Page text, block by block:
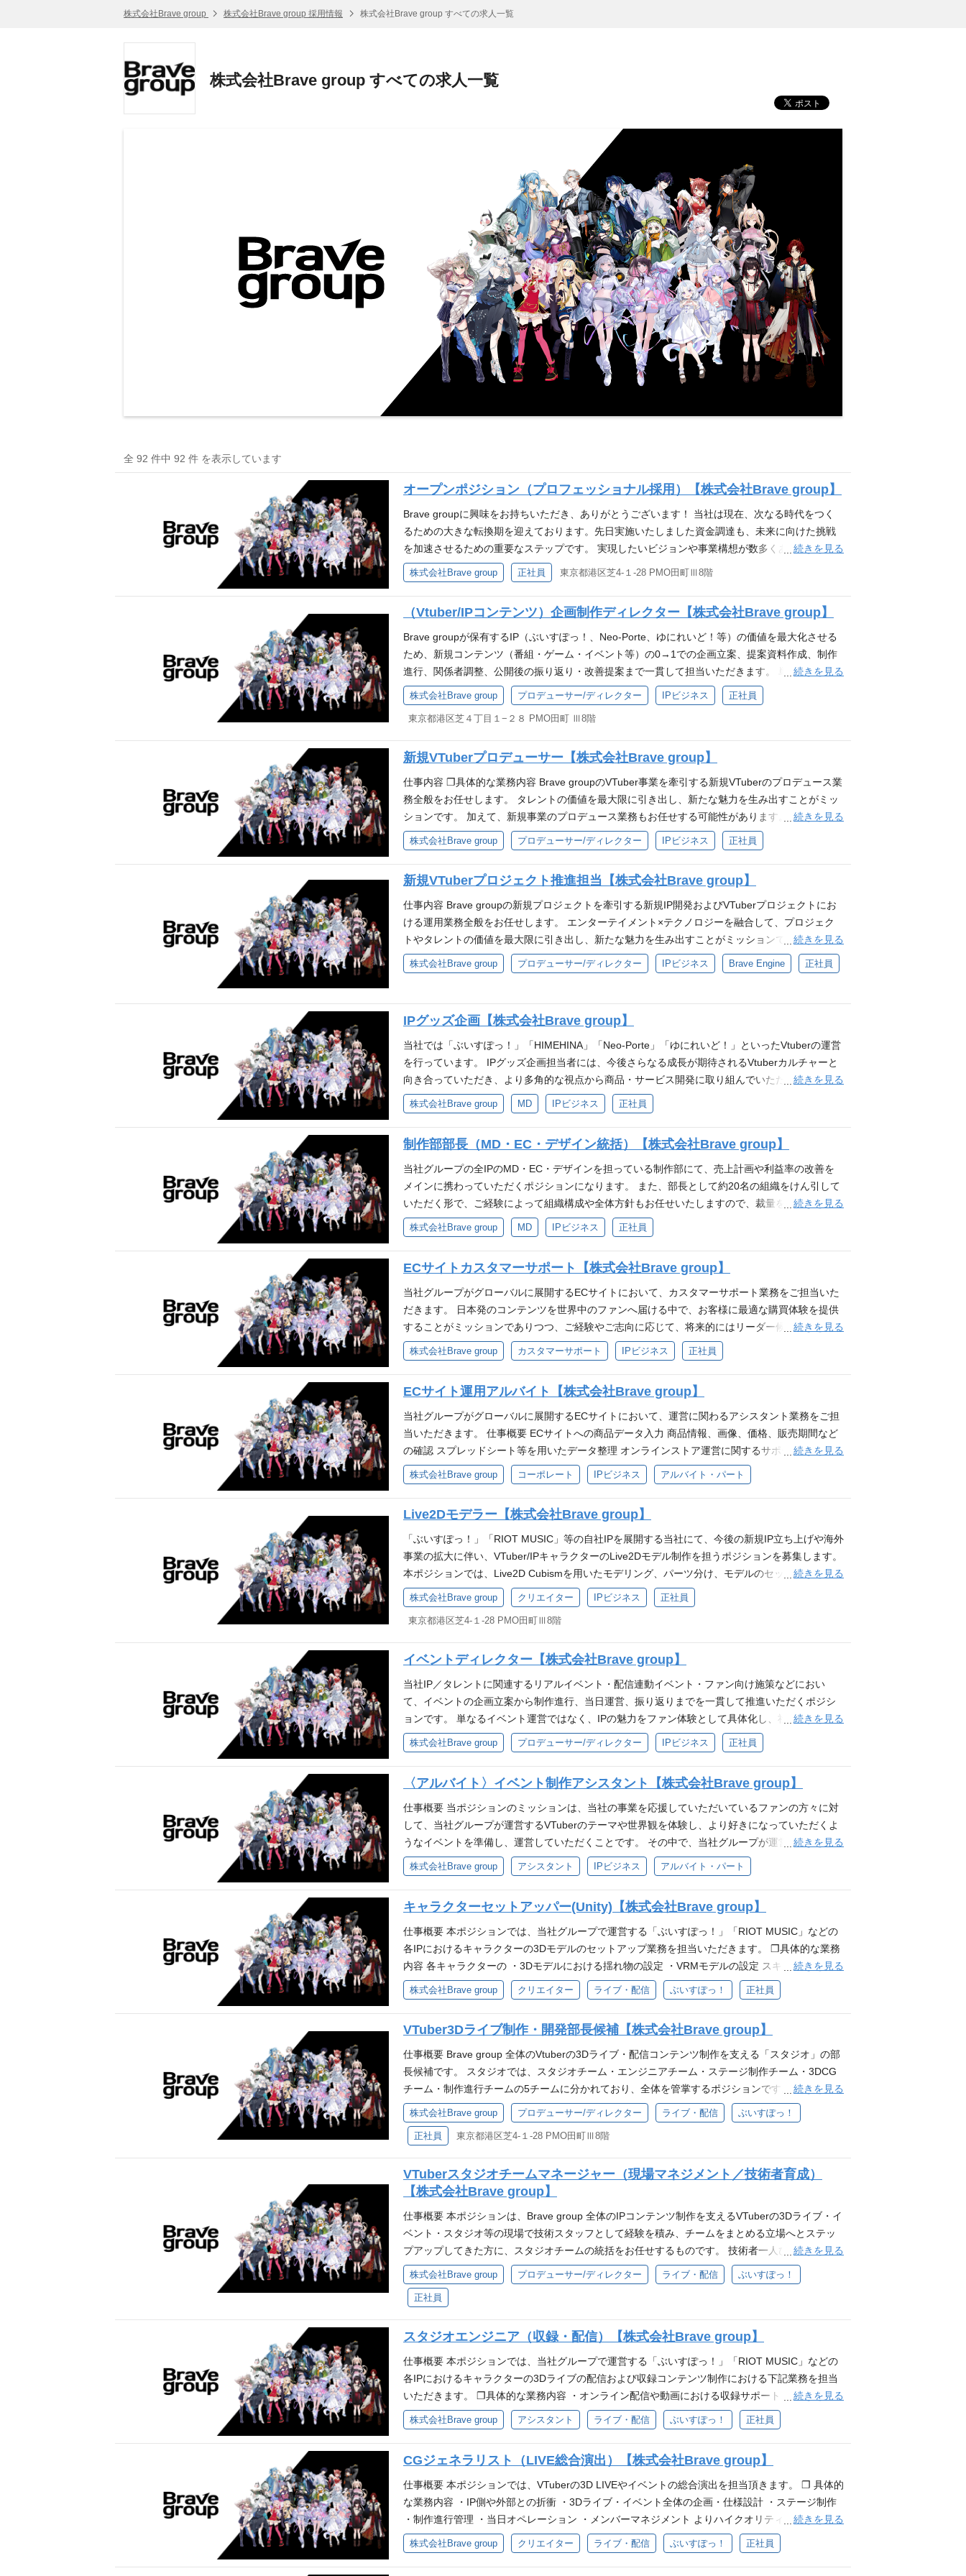
株式会社Brave group 株式会社Brave group 採用情報 株式会社Brave group すべての求人一覧
株式会社Brave group すべての求人一覧
全 92 件中 92 件 を表示しています
オープンポジション（プロフェッショナル採用）【株式会社Brave group】
Brave groupに興味をお持ちいただき、ありがとうございます！ 当社は現在、次なる時代をつく
るための大きな転換期を迎えております。先日実施いたしました資金調達も、未来に向けた挑戦
を加速させるための重要なステップです。 実現したいビジョンや事業構想が数多くある中、共に
挑戦していただける仲間をこれからも増やしていきたいと考えておりますので、特に下記ポジシ
ョンにおいて当社の今後の成長を牽引していきたい方であれば、ぜひともご応募していただけま
すと幸いです。 採用強化ポジション 次世代経営幹部 海外事業推進 投資先支援 新規事業創出 Brav
e groupについて Brave groupは『世界に、日本の冒険心を』というパーパスを掲げ、『80億の、
心をうちぬけ』というミッションのもと、VTuber事業を中心に展開するIP Production領域をはじ
め、周辺のIP PlatformやIP Solution領域を通じて、自社IPのみならず他社IPと連携して国内外にIP
を多角的に展開しています。当社は、国内外におけるIP創出のみならず、ファンとクリエイター
をつなぐ新しい事業展開をIPとテクノロジーの融合によって、世界80億人の心を動かす次世代の
エンターテインメントを創出しております。 関連サイト 公式サイト：https://bravegroup.co.jp/
採用サイト：https://recruit.bravegroup.co.jp/ 公式メディア：https://media.bravegroup.co.jp/ 公式
X：https://twitter.com/bravegroup_vt/ グループ会社一覧：https://bravegroup.co.jp/company/#gro
up-company
続きを見る
株式会社Brave group 正社員 東京都港区芝4-１-28 PMO田町Ⅲ8階
（Vtuber/IPコンテンツ）企画制作ディレクター【株式会社Brave group】
Brave groupが保有するIP（ぶいすぽっ！、Neo-Porte、ゆにれいど！等）の価値を最大化させる
ため、新規コンテンツ（番組・ゲーム・イベント等）の0→1での企画立案、提案資料作成、制作
進行、関係者調整、公開後の振り返り・改善提案まで一貫して担当いただきます。 単なる制作進
行ではなく、ファンの熱量やコンテンツの反応を踏まえながら、IP価値の向上につながる企画を
形にしていく役割です。 業務内容 VTuber/IPを活用した番組・動画・イベント・タイアップ等の
企画立案 企画書、提案資料、構成案等の作成 IP運営チーム、制作チーム、外部パートナーとの調
整・進行管理 出演者、クリエイター、関係各所との連携・折衝 制作スケジュール、タスク、リソ
ースの管理 コンテンツ公開後の数値確認、振り返り、改善提案 必須スキル 番組、動画、配信、
イベント、ファンコミュニティ等における企画制作または制作ディレクション経験 企画書、構成
案、提案資料などを作成し、関係者に提案した経験 社内外の関係者を巻き込み、制作進行・スケ
ジュール管理を行った経験 エンタメ、IP、VTuber、アニメ、ゲーム、音楽、配信文化のいずれか
点での専門知識より、キャッチアップする意欲を重視します。 Adobe Premiere, Photoshopのソ
出演コンテンツ制作経験 IPコンテンツ、ファンコミュニティ、会員制サービス、オンラインイベ
ント、PPV配信、キャンペーン等、番組・動画以外の周辺施策に関わった経験 スタートアップ、
または新規事業の立ち上げ経験 求める人物像 Brave groupのパーパス『世界に、日本の冒険心
を』・ミッション『80億の、心をうちぬけ』を一緒に体現できる方 自発的な貢献意欲を発揮し、
新しい事への挑戦を楽しめる方 試行錯誤をしながら自己成長を実感したい方 自身の仕事に責任を
本発の、世界を代表するグローバルIPの創出」を掲げ、VTuberをはじめとしたIPの総合プロデュ
続きを見る
株式会社Brave group プロデューサー/ディレクター IPビジネス 正社員
東京都港区芝４丁目１−２８ PMO田町 Ⅲ8階
新規VTuberプロデューサー【株式会社Brave group】
仕事内容 ❐具体的な業務内容 Brave groupのVTuber事業を牽引する新規VTuberのプロデュース業
務全般をお任せします。 タレントの価値を最大限に引き出し、新たな魅力を生み出すことがミッ
ションです。 加えて、新規事業のプロデュース業務もお任せする可能性があります。 ・新規VTu
ber/新規事業における企画立案、コンセプト設計、ペルソナ設定 ・VTuberの活動におけるディレ
クション、コンテンツ制作サポート、スケジュール管理 ・タレントの育成、モチベーション管
理、相談対応などのサポート業務 必要となるスキル・経験 ❐必須要件 ・タレントマネジメント
の経験(年数、人数は問いません) ・エンターテインメント市場やトレンドの分析実務経験 ・エン
タメ業界（音楽/ゲーム/アニメ）への深い知識、興味 ❐歓迎スキル ・VTuberまたは近しいエンタ
ーテインメント領域でのプロデュース、またはそれに準ずる実務経験（1年以上） ・プロジェク
トマネジメント経験（1年以上） ・円滑なコミュニケーション能力 ・社内/社外との折衝経験 ❐求
める人物像 ・Brave groupのパーパス『世界に、日本の冒険心を』・ミッション『80億の、心を
うちぬけ』を一緒に体現できる方 ・自発的な貢献意欲を発揮し、新しい事への挑戦を楽しめる方
できる方 ・妥協せず細かい部分まで品質にこだわれる方 ・互いにリスペクトしチームで業務を遂
行できる方 参考 ❐配属部署について エンタメテック事業室への配属を想定しています。 ❐キャ
リアパス プロデューサーとしてご活躍いただいた後、ご志向に応じてチームのマネジメントや
事業責任者、専門性を高めるスペシャリスト職へのキャリアパスも可能です。 ❐面接官情報 1次
面接官担当： 三浦インタビュー記事
続きを見る
株式会社Brave group プロデューサー/ディレクター IPビジネス 正社員
新規VTuberプロジェクト推進担当【株式会社Brave group】
仕事内容 Brave groupの新規プロジェクトを牽引する新規IP開発およびVTuberプロジェクトにお
ける運用業務全般をお任せします。 エンターテイメント×テクノロジーを融合して、プロジェク
トやタレントの価値を最大限に引き出し、新たな魅力を生み出すことがミッションです。 ❐業務
内容 ・YouTubeチャンネル運用 ・コンテンツ企画ディレクション ・ライブ配信準備～収録、出
演のサポート ・ライバーに関連するイラスト等制作物の進行管理、クオリティチェック ・活動に
上) ・事業会社でのサービス運用経験 ・「自らの手で新たなIPをつくる」ことに強い興味を持つ
方 ・エンタメ領域に対する強い熱量を持ち、アウトプットの質にこだわれる方 ❐歓迎要件 ・ゲー
ム・アニメなどのIP開発案件におけるプロジェクトマネジメント経験 ・データ分析を基にした戦
略立案経験 ・Word、Excelなどオフィスツールの実務使用経験 ・自走力があり、主体的に課題発
見〜改善アクションができる方 ・成果へのコミットを優先し、スピード感ある進行ができる方 ❐
求める人物像 ・Brave groupのパーパス・ミッションに共感できる方 ・熱量が高く、エンタメ
の“面白さ”を追求できる方 ・状況判断や課題解決がスピーディーにできる方 ・成果を優先し、プ
ロジェクトの成功にコミットできる方 ・上昇志向があり、試行錯誤を楽しみながら成長したい方
・新しい挑戦に積極的で、主体性を持って行動できる方 ・チームを尊重し、コミュニケーション
を大切にできる方 参考 ❐ポジションがマッチする人物像 ・とにかくエンタメやVTuberが好き ・
自分のアイデアで企画やIPを育てたい ・対応のスピードと柔軟性に自信がある ・プロデューサー
やディレクターとしてキャリアアップしたい ❐配属部署について エンタメテック事業室への配属
を想定しています。 ❐面接官について ▼1次面接官担当：三浦インタビュー記事 https://media.br
avegroup.co.jp/ip-solution/6293/
続きを見る
株式会社Brave group プロデューサー/ディレクター IPビジネス Brave Engine 正社員
IPグッズ企画【株式会社Brave group】
当社では「ぶいすぽっ！」「HIMEHINA」「Neo-Porte」「ゆにれいど！」といったVtuberの運営
を行っています。 IPグッズ企画担当者には、今後さらなる成長が期待されるVtuberカルチャーと
向き合っていただき、より多角的な視点から商品・サービス開発に取り組んでいただきたいと思
っています。 新規商品・サービスの企画立案や事業計画の策定を通じて、常に市場の変化とユー
ザーニーズを捉えたビジネス展開を行いながら、市場調査・競合分析に基づいた戦略設計から、
社内外のステークホルダーとの連携、プロジェクトの進行管理、予算やリスクの管理まで、幅広
い業務を担っていただきます。 さらに、KPIの設定・分析・改善施策の立案を通じて、事業の持
続的な成長を支える仕組みづくりにも注力しながら、グローバル展開を見据えた商品戦略の立案
も進めており、多様な領域での成長機会があります！ 業務内容 新規商品・サービスの企画立案お
よび事業計画の策定 市場調査・競合分析・ユーザーニーズの把握 社内外のステークホルダーとの
折衝・調整 プロジェクトマネジメント（進捗管理、予算管理、リスク管理） KPI設定・分析・改
善施策の立案 グローバル展開を見据えた商品戦略の立案 【仕事の魅力と成長機会】 グローバル
な環境 └18のグループ会社を持つ環境で、グローバルな視点での商品企画が可能 急成長するマー
ケット └VTuber事業を含むデジタルエンターテインメント市場で、革新的な商品企画に携われる
過去の製造実績 必須スキル 商品の生産・製造管理、ディレクション経験 IPコンテンツ領域への興
味・関心 Photoshop / illustratorでの業務経験 歓迎スキル エンターテインメント業界での商品企画
業務、デザイン経験 PdM経験 VTuberなどのキャラクターやアイドルグッズの商品企画、デザイ
pのパーパス『世界に、日本の冒険心を』・ミッション『80億の、心をうちぬけ』を一緒に体現で
きる方 自発的な貢献意欲を発揮し、新しい事への挑戦を楽しめる方 試行錯誤をしながら自己成長
を実感したい方 自身の仕事に責任を持ち圧倒的スピードで実行できる方 妥協せず細かい部分まで
続きを見る
株式会社Brave group MD IPビジネス 正社員
制作部部長（MD・EC・デザイン統括）【株式会社Brave group】
当社グループの全IPのMD・EC・デザインを担っている制作部にて、売上計画や利益率の改善を
メインに携わっていただくポジションになります。 また、部長として約20名の組織をけん引して
いただく形で、ご経験によって組織構成や全体方針もお任せいたしますので、裁量をもって事業
貢献できるポジションです。 仕事内容 メンバーマネジメント 外部折衝（子会社・メーカー倉庫
など） 市場分析 自社キャラクターを用いた商品企画・開発 MD戦略立案・実行 PLMシステム構
築・運用 クリエイティブ監修 必須要件 予実/PLの関連経験 チームマネジメント・評価経験（5名
以上） ※クリエイターマネジメント経験があれば尚可 歓迎要件 エンタメ系の商品企画経験（ア
ニメ、マンガ、ゲーム、VTuber、ライブ、舞台など） 製品製造の進行管理経験 クリエイティブ
監修経験 販売促進企画の立案・実行経験 グッズデザイン経験 PLMシステム構築・運用経験 求め
る人物像 Brave groupのパーパス『世界に、日本の冒険心を』・ミッション『80億の、心をうち
ぬけ』を一緒に体現できる方 自発的な貢献意欲を発揮し、新しい事への挑戦を楽しめる方 試行錯
誤をしながら自己成長を実感したい方 自身の仕事に責任を持ち圧倒的スピードで実行できる方 妥
協せず細かい部分まで品質にこだわれる方 互いにリスペクトしチームで業務を遂行できる方 配属
部署について IP Production運営本部は当社グループのIP Production事業を経営面・技術面・営業
面で支える部署で、その中に制作部は下記のチームを設置しております。 ------ MDチーム：キャ
ラクターグッズの企画～製造管理を行う部署 ECチーム：ECサイトの企画・運営やカスタマー対
応を行う部署 デザインチーム：グッズデザインやLive2D制作を行う部署 ------ 上記の機能を持っ
で、サプライチェーン全体を包括的にカバーし、コマース領域の事業成長を牽引しております。
過去の製造実績
続きを見る
株式会社Brave group MD IPビジネス 正社員
ECサイトカスタマーサポート【株式会社Brave group】
当社グループがグローバルに展開するECサイトにおいて、カスタマーサポート業務をご担当いた
だきます。 日本発のコンテンツを世界中のファンへ届ける中で、お客様に最適な購買体験を提供
することがミッションでありつつ、ご経験やご志向に応じて、将来的にはリーダー候補としてチ
ームの立ち上げからマネジメントまで担っていただくことを期待しています。 業務内容 メールや
チャットによるカスタマーサポート対応（配送/注文・返品/商品仕様） 対応方針の策定および品
質改善 FAQ・返信テンプレート整備 データ分析に基づいた課題抽出 社内情報連携および業務調
整 必須スキル 下記いずれかのご経験をお持ちの方 カスタマーサポート、カスタマーサクセス、
問い合わせ対応の経験 ECサイト、通販、受注管理、返品・配送対応などに関わる業務経験 且
つ、下記のスキルを満たす方 基本的なPC操作ができる方 自発的に動ける方 日本語で円滑なコミ
ュニケーションが取れる方 正確で分かりやすい日本語文章を作成できる方 複数の問い合わせや確
認事項を整理しながら進められる方 チームや他部門と連携しながら、丁寧かつスピード感を持っ
た対応ができる方 歓迎スキル メールまたはチャットでのカスタマーサポート経験 ECサイト利用
者向けのサポート経験 受注管理、配送確認、返品・交換対応に関わった経験 FAQ、返信テンプレ
ート、マニュアル作成経験 問い合わせ内容の集計やレポート作成経験 エンタメ、VTuber、アニ
メ、ゲーム、音楽、グッズ、推し文化への興味関心 英語または中国語での読み書きに抵抗がない
方 求める人物像 Brave groupのパーパス『世界に、日本の冒険心を』・ミッション『80億の、心
をうちぬけ』を一緒に体現できる方 自発的な貢献意欲を発揮し、新しい事への挑戦を楽しめる方
試行錯誤をしながら自己成長を実感したい方 自身の仕事に責任を持ち圧倒的スピードで実行でき
る方 妥協せず細かい部分まで品質にこだわれる方 互いにリスペクトしチームで業務を遂行できる
方 仕事で得られる事 エンタメ・推し文化に直接関われる グッズ販売を通じてファン体験を支え
運営の最前線を担う手応え トラブル対応を含め、現場の中核として業務を推進 スキル成長環境
ムワーク力を強化
続きを見る
株式会社Brave group カスタマーサポート IPビジネス 正社員
ECサイト運用アルバイト【株式会社Brave group】
当社グループがグローバルに展開するECサイトにおいて、運営に関わるアシスタント業務をご担
当いただきます。 仕事概要 ECサイトへの商品データ入力 商品情報、画像、価格、販売期間など
の確認 スプレッドシート等を用いたデータ整理 オンラインストア運営に関するサポート業務 必
須スキル PC操作（タッチタイピング） ビジネスメールが可能な方 基本的なPCスキル（Excel, W
ord, PowerPointの実務経験） 正確な作業遂行能力とコミュニケーション力 周五勤務可能な方 歓
迎スキル エンタメ業界への興味関心がある方 事務経験を活かして働きたい方 カスタマーサポー
ト経験 スピーディーにタスクをこなせる方 今チームにどの様なサポートが必要かを考えて実行で
きる方 求める人物像 Brave groupのパーパス『世界に、日本の冒険心を』・ミッション『80億
の、心をうちぬけ』を一緒に体現できる方 自発的な貢献意欲を発揮し、新しい事への挑戦を楽し
める方 試行錯誤をしながら自己成長を実感したい方 自身の仕事に責任を持ち圧倒的スピードで実
行できる方 妥協せず細かい部分まで品質にこだわれる方 互いにリスペクトしチームで業務を遂行
できる方 仕事で得られる事 エンタメ・推し文化に直接関われる グッズ販売を通じてファン体験
を支えるポジション ファンとの接点に立てる 感謝や熱量に触れながら、顧客の声を直接受け取れ
る EC運営の最前線を担う手応え トラブル対応を含め、現場の中核として業務を推進 スキル成長
環境マルチタスク力・コミュニケーション力を実務で習得 制作・物流・マーケとの連携を通じて
続きを見る
株式会社Brave group コーポレート IPビジネス アルバイト・パート
Live2Dモデラー【株式会社Brave group】
「ぶいすぽっ！」「RIOT MUSIC」等の自社IPを展開する当社にて、今後の新規IP立ち上げや海外
事業の拡大に伴い、VTuber/IPキャラクターのLive2Dモデル制作を担うポジションを募集します。
本ポジションでは、Live2D Cubismを用いたモデリング、パーツ分け、モデルのセットアップ、
モーション制作、既存モデルの修正・調整など、Live2D制作に関わる業務を中心にお任せしま
す。 また、新規IPや海外事業に関連する制作のほか、子会社のWEBサイト制作等にも携わる機会
があります。少数精鋭のチームのため、ご経験やご希望に応じて、アートディレクション、クオ
リティ管理などへ業務の幅を広げていただくことも可能です。 仕事内容 パーツ分けを含めたモデ
ル制作 キャラクター及び衣装の設定・デザイン制作 モデル・モーション制作 Live2Dモデルの修
正作業（原画修正、メッシュの調整と編集） ご経験に合わせ外注管理、クオリティ管理 セットア
ップ 使用ソフト Live2D Cubism Photoshop CLIP STUDIO PAINT Illustrator After Effects ※上記す
べての使用経験を必須とするものではございません。 必須スキル Live2Dを用いたモデリング実務
仕様確認、修正内容のすり合わせ、納品前確認など、制作進行に伴う社内外関係者との調整経験
アニメ、エンタメ領域での制作経験 キャラクターイラストのパーツ分け、差分制作の経験 求める
け』を一緒に体現できる方 自発的な貢献意欲を発揮し、新しい事への挑戦を楽しめる方 試行錯誤
をしながら自己成長を実感したい方 自身の仕事に責任を持ち圧倒的スピードで実行できる方 妥協
せず細かい部分まで品質にこだわれる方 互いにリスペクトしチームで業務を遂行できる方
続きを見る
株式会社Brave group クリエイター IPビジネス 正社員
東京都港区芝4-１-28 PMO田町Ⅲ8階
イベントディレクター【株式会社Brave group】
当社IP／タレントに関連するリアルイベント・配信連動イベント・ファン向け施策などにおい
て、イベントの企画立案から制作進行、当日運営、振り返りまでを一貫して推進いただくポジシ
ョンです。 単なるイベント運営ではなく、IPの魅力をファン体験として具体化し、社内外の関係
者を巻き込みながら、予算・スケジュール・品質を管理し、イベントを成功に導いていただきま
す。 仕事概要 自社IP／タレントに関連するイベントの企画立案、制作進行、運営 イベントコンセ
プト、実施内容、進行計画、運営設計の策定 制作会社、会場、技術会社、クリエイター、社内関
係者との折衝・調整 スケジュール管理、進行管理、予算管理、コストコントロール 見積精査、発
注、契約、仕様調整、納品管理 イベント当日の現場ディレクション、トラブルシューティング 実
施後の振り返り、改善提案、ナレッジ化 業務フローや運用ルールの整備、標準化 必須スキル リ
アルイベント（ライブ、ファンミーティング、大型興行など）における運営、管理、または制作
の進行実務経験 ※販促、展示会などのイベントは対象外となります。 予算、予実管理経験 外部
パートナーや社内ステークホルダーの折衝経験 歓迎スキル ライブ、コンサート、演劇等の大規模
興行におけるディレクションまたはプロデュース経験 IPコンテンツ、エンタメ領域、芸能プロダ
クション等での業務経験 予算超過やスケジュール遅延等のリスクを早期に検知し、改善した経験
メンバー育成や業務標準化、オペレーション構築の経験 求める人物像 Brave groupのパーパス
『世界に、日本の冒険心を』・ミッション『80億の、心をうちぬけ』を一緒に体現できる方 自発
的な貢献意欲を発揮し、新しい事への挑戦を楽しめる方 試行錯誤をしながら自己成長を実感した
だわれる方 互いにリスペクトしチームで業務を遂行できる方 配属部署について 当社グループが
運営するVTuberに関連するオフラインのイベント・ライブの制作を担う部門です。 IPを運営する
グループ会社と連携をとりながら、ファンの方に喜んでいただけるようなイベントの制作準備・
お客様に「最高に楽しい」を届けたい」ぶいすぽっ！年末カウントダウン2024の舞台裏と振り返
り キャリアパス 担当するイベントの規模や種類を広げ、イベントディレクターとしての専門性を
高めることができます。 将来的には、イベント部門のマネジメント職へのキャリアアップを目指
すことも可能です。
続きを見る
株式会社Brave group プロデューサー/ディレクター IPビジネス 正社員
〈アルバイト〉イベント制作アシスタント【株式会社Brave group】
仕事概要 当ポジションのミッションは、当社の事業を応援していただいているファンの方々に対
して、当社グループが運営するVTuberのテーマや世界観を体験し、より好きになっていただくよ
うなイベントを準備し、運営していただくことです。 その中で、当社グループが運営するIPに紐
づいたイベントにおいて、下記のイベント運営業務を今までのご経験を考慮し、順次お任せして
いきます。 ❐具体的な業務内容 IPを運営するグループ会社と連携をしながら、 ・イベントの進行
管理サポート(企画/準備段階・イベント実施当日を含む) ・VTuber事業に関するライブやイベント
(主にオフライン)の運営業務 将来的には、イベントの企画段階から携わっていただくことで、 IP
を運営するグループ会社への提案を行いながら、自身のアイディアを形にするチャンスもありま
す。 エンタメ業界で提案力・実行力を磨きたい方にとっては、うってつけの環境です。 必要とな
るスキルおよび経験 ❐必須要件 ・基本的なPC作業の経験(Google WorkspaceやMicrosoft Office
の使用経験が望ましい) ・一般的なビジネスマナーに関する知見 ・エンタメ業界に対して興味・
関心がある方 ・スピーディーにタスクをこなせる方 ❐歓迎要件 ・IPに関連したイベント実務のご
経験 ・世の中に、新しいもの・面白いものを提供したいという意欲のある方 ・課題に粘り強く取
り組める方 ❐求める人物像 ・Brave groupのパーパス『世界に、日本の冒険心を』・ミッション
『80億の、心をうちぬけ』を一緒に体現できる方 ・自発的な貢献意欲を発揮し、新しい事への挑
戦を楽しめる方 ・試行錯誤をしながら自己成長を実感したい方 ・自身の仕事に責任を持ち、圧倒
的スピードで実行できる方 ・妥協せず細かい部分まで品質にこだわれる方 ・互いにリスペクトし
チームで業務を遂行できる方 参考 ❐配属部署について 当社グループが運営するVTuberに関連す
るオフラインのイベント・ライブの制作を担う部門です。 IPを運営するグループ会社と連携をと
りながら、ファンの方に喜んでいただけるようなイベントの制作準備・イベント当日のオペレー
続きを見る
株式会社Brave group アシスタント IPビジネス アルバイト・パート
キャラクターセットアッパー(Unity)【株式会社Brave group】
仕事概要 本ポジションでは、当社グループで運営する「ぶいすぽっ！」「RIOT MUSIC」などの
各IPにおけるキャラクターの3Dモデルのセットアップ業務を担当いただきます。 ❐具体的な業務
内容 各キャラクターの ・3Dモデルにおける揺れ物の設定 ・VRMモデルの設定 スキルや適正など
に応じて、モデリングやリギングもお任せします。 ❐開発環境 ・フレームワーク： Extenject、U
niRX、UniTask ・クライアントサイド：Unity（C#） ・プロジェクト管理ツール：GitHub、Notio
n、Monday、JIRA、Slack、Discord 等・VRMモデルの設定 必要となるスキル・経験 ❐必須要
件 ・ Unityの使用経験（年数不問） ・VRM / SpringBone / Dynamic Bone / MagicaCloth1 or 2 ※
MMD制作やVRChat用など、ご経験内容は商業・個人を問いません ❐歓迎要件 ・BlenderやMaya
などの3DCG制作ツールの使用経験 ・3DCGにおけるリギングの経験 ・3Dアニメーションの製作
経験 ・モーションキャプチャーを用いた案件に携わった経験 ❐求める人物像 ・Brave groupのパ
ーパス『世界に、日本の冒険心を』・ミッション『80億の、心をうちぬけ』を一緒に体現できる
方 ・自発的な貢献意欲を発揮し、新しい事への挑戦を楽しめる方 ・試行錯誤をしながら自己成長
を実感したい方 ・自身の仕事に責任を持ち圧倒的スピードで実行できる方 ・妥協せず細かい部分
まで品質にこだわれる方 ・互いにリスペクトしチームで業務を遂行できる方 参考 ❐配属部署につ
いて 配属となるスタジオ部は、当社グループが運営するIP事業「ぶいすぽっ！」、「RIOT MUSI
C」等が実施する3D LIVEにおけるモデル・ステージ・演出など全ての制作を担っている部門で
ラインライブ） ❐当ポジションの魅力 ・短いスパンで多くの3D LIVEやイベント制作に携わるこ
とができる ・キャラクターが活躍するステージを制作するだけではなく、「どうすればキャラク
ターが魅力的に見えるか？」等、舞台上の演出・ギミックまで考えて作成することができる ・将
来的にチームのリーダーや、より高いクオリティでLIVEやイベントを制作するための技術開発責
任者を目指すことができる
続きを見る
株式会社Brave group クリエイター ライブ・配信 ぶいすぽっ！ 正社員
VTuber3Dライブ制作・開発部長候補【株式会社Brave group】
仕事概要 Brave group 全体のVtuberの3Dライブ・配信コンテンツ制作を支える「スタジオ」の部
長候補です。 スタジオでは、スタジオチーム・エンジニアチーム・ステージ制作チーム・3DCG
チーム・制作進行チームの5チームに分かれており、全体を管掌するポジションです。 ❐具体的な
業務内容 ・スタジオ部門全体の運営戦略の立案と実行 ・次期マネジメント層の育成、メンバー教
育 ・予算・人員計画策定、PL管理、テック系人材採用推進 等 必要となるスキル・経験 ❐必須
要件 ・10名以上のチームマネジメント経験 ・技術系、クリエイティブ人材のマネジメント経験
上記とあわせて、下記 いずれか のご経験・知見をお持ちの方 ・エンタメやIT、スタートアップ企
業や急成長環境での組織マネジメント経験 例：ゲーム、映像制作、ライブ配信、toCサービス
を運営するIT企業 ・業務効率化や組織最適化に関する知見 ・人材の育成および人材開発に関する
経験とスキル ・他企業との折衝を行われた経験 ❐歓迎要件 ・中〜大規模組織における組織マネジ
メント経験 ・映像制作における品質管理などの経験 ・高い問題解決能力と意思決定力 ・最新技
術に対する高い興味・関心 ❐求める人物像 ・Brave groupのパーパス『世界に、日本の冒険心
し、新しい事への挑戦を楽しめる方 ・試行錯誤をしながら自己成長を実感したい方 ・自身の仕事
に責任を持ち圧倒的スピードで実行できる方 ・妥協せず細かい部分まで品質にこだわれる方 ・互
任しておりますが、当社グループ運営のIPの成長及び増加に伴い、プロジェクト数も増加してお
ります。 そこで、よりハイクオリティな制作を短いスパンで行える組織作りができる部門へ進化
させるべく、部門の統括・運営をお任せ出来る方を募集する事となりました。 ❐スタジオ部につ
いて 配属となるスタジオ部は、当社グループが運営するIP事業「ぶいすぽっ！」、「RIOT MUSI
C」等が実施する3D LIVEにおけるモデル・ステージ・演出など全ての制作を担っている部門で
す。 また、オフラインイベント時は当日の配信環境の整備等も行っています。 ❐制作実績（オン
点＆各イベント無料パート同時配信 スタジオ部責任者(※)のインタビュー記事 ▶︎「80億の人々に
向けて最高なものを届けたい方と一緒に働きたい」システム部長の中村に聞くシステム部の組織
と今後のミッションについて ※インタビュー当初の部門名称(旧称:システム部)となっています ▶︎
スタジオ紹介
続きを見る
株式会社Brave group プロデューサー/ディレクター ライブ・配信 ぶいすぽっ！
正社員 東京都港区芝4-１-28 PMO田町Ⅲ8階
VTuberスタジオチームマネージャー（現場マネジメント／技術者育成）
【株式会社Brave group】
仕事概要 本ポジションは、Brave group 全体のIPコンテンツ制作を支えるVTuberの3Dライブ・イ
ベント・スタジオ等の現場で技術スタッフとして経験を積み、チームをまとめる立場へとステッ
プアップしてきた方に、スタジオチームの統括をお任せするものです。 技術者一人ひとりを理解
し、その成長を後押ししながら、チーム全体のパフォーマンスを最大化していただきます。 ❐具
体的な業務内容 ・スタジオ運営に関わる業務フローの整備・最適化 ・メンバーが円滑に業務を遂
行できる環境づくり ・技術メンバーの育成・評価・キャリア支援 ・制作部門との連携・調整 ・IP
運営側との折衝 必要となるスキル・経験 ❐必須要件 ・スタジオ（撮影・音楽・配信など）、また
はそれに準ずる施設での運営管理・マネジメント経験 ・アルバイトや若手社員を含むスタッフの
育成（オンボーディング）の経験 ・モーションキャプチャー・映像・音響・照明・配信など、い
ずれかの技術分野における基礎知識（専門的な実務経験までは問わないが、技術スタッフと円滑
に会話できるレベル） ❐歓迎要件 ・生放送やライブイベントにおけるインシデント（機材トラブ
るプロジェクトマネジメント経験 ・多数の演者（タレント・アーティスト）やクライアントが関
ミッション『80億の、心をうちぬけ』を一緒に体現できる方 ・自発的な貢献意欲を発揮し、新し
持ち圧倒的スピードで実行できる方 ・妥協せず細かい部分まで品質にこだわれる方 ・互いにリス
ペクトしチームで業務を遂行できる方 参考 ❐スタジオ部について 配属となるスタジオ部は、当社
グループが運営するIP事業「ぶいすぽっ！」、「RIOT MUSIC」等が実施する3D LIVEにおけるモ
デル・ステージ・演出など全ての制作を担っている部門です。また、オフラインイベント時は当
続きを見る
株式会社Brave group プロデューサー/ディレクター ライブ・配信 ぶいすぽっ！
正社員
スタジオエンジニア（収録・配信）【株式会社Brave group】
仕事概要 本ポジションでは、当社グループで運営する「ぶいすぽっ！」「RIOT MUSIC」などの
各IPにおけるキャラクターの3Dライブの配信および収録コンテンツ制作における下記業務を担当
いただきます。 ❐具体的な業務内容 ・オンライン配信や動画における収録サポート ・モーション
キャプチャー、レコーディングスタジオの環境整備 ・外部施設における仮設スタジオの設営・管
理 等 ❐開発環境 ツール：MAYA, Blender, Unity, GitHub、Notion、Slack、Discord 等 必要と
なるスキル・経験 ❐必須要件 ・当社グループが運営するIP事業に対する興味・関心 ❐歓迎要件
以下1つ以上の経験およびスキルを歓迎します。 ・配信スタジオ、モーションキャプチャースタ
ジオでの実務経験 ・Optitrack、VICON、MotionBuilderなどのモーションキャプチャーに関する知
識 ・PA、MAなど、音響に関する実務経験 ・動画コンテンツの制作経験(個人制作でも可) ・OBS
などを利用した配信経験 ・VTuberなど配信経験 ・Unityなどを用いた開発経験 ・ゲーム開発経験
・カメラマンの経験(静画・動画いずれも可) ・照明、カメラに関する知識 ・DAWを用いた制作・
編集経験(個人制作でも可) ・ボーカルレコーディングのエンジニアリングもしくはディレクショ
ン経験(個人制作でも可) ・音楽ライブなどのイベント運営経験 ❐求める人物像 ・Brave groupの
続きを見る
株式会社Brave group アシスタント ライブ・配信 ぶいすぽっ！ 正社員
CGジェネラリスト（LIVE総合演出）【株式会社Brave group】
仕事概要 本ポジションでは、VTuberの3D LIVEやイベントの総合演出を担当頂きます。 ❐ 具体的
な業務内容 ・IP側や外部との折衝 ・3Dライブ・イベント全体の企画・仕様設計 ・ステージ制作
・制作進行管理 ・当日オペレーション ・メンバーマネジメント よりハイクオリティで、ファン
や視聴者の記憶に残るようなバーチャルライブを制作したい方からのご応募をお待ちしていま
す。 必要となるスキル・経験 ❐ 必須要件 ・CG演出(ライティング,コンポジット,シェーディング
等)の実務経験 ・CM、MV、PV、映画、ゲームにおけるシネマティクス等の制作に関する業務経
続きを見る
株式会社Brave group クリエイター ライブ・配信 ぶいすぽっ！ 正社員